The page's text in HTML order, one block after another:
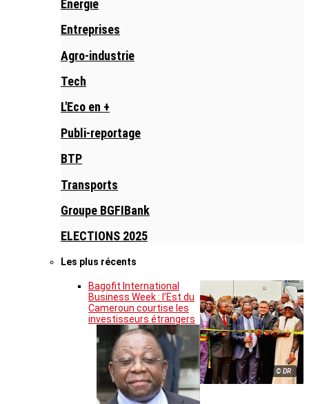
Energie
Entreprises
Agro-industrie
Tech
L'Eco en +
Publi-reportage
BTP
Transports
Groupe BGFIBank
ELECTIONS 2025
Les plus récents
© DR
Bagofit International
Business Week : l’Est du
Cameroun courtise les
investisseurs étrangers